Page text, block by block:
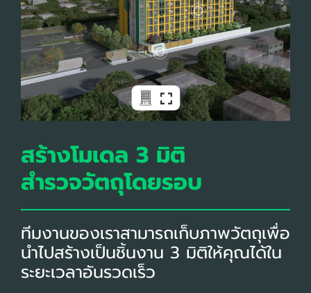
สร้างโมเดล 3 มิติ
สำรวจวัตถุโดยรอบ
ทีมงานของเราสามารถเก็บภาพวัตถุเพื่อ
นำไปสร้างเป็นชิ้นงาน 3 มิติให้คุณได้ใน
ระยะเวลาอันรวดเร็ว